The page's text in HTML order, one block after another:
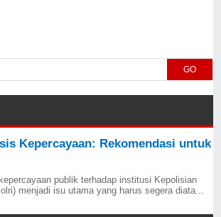
GO
Kepercayaan: Rekomendasi untuk
publik terhadap institusi Kepolisian
menjadi isu utama yang harus segera diata...